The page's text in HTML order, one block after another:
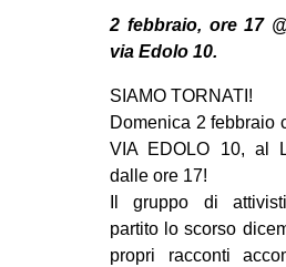
SPORT
DIRITTO
2 febbraio, ore 17
via Edolo 10.
SIAMO TORNATI!
Domenica 2 febbraio
VIA EDOLO 10, al
dalle ore 17!
Il gruppo di
partito lo scorso
propri racconti